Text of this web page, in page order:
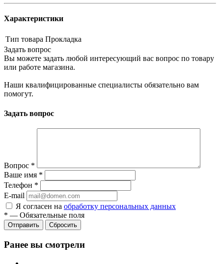
Характеристики
Тип товара Прокладка
Задать вопрос
Вы можете задать любой интересующий вас вопрос по товару
или работе магазина.
Наши квалифицированные специалисты обязательно вам
помогут.
Задать вопрос
Вопрос *
Ваше имя *
Телефон *
E-mail
Я согласен на обработку персональных данных
* — Обязательные поля
Сбросить
Ранее вы смотрели